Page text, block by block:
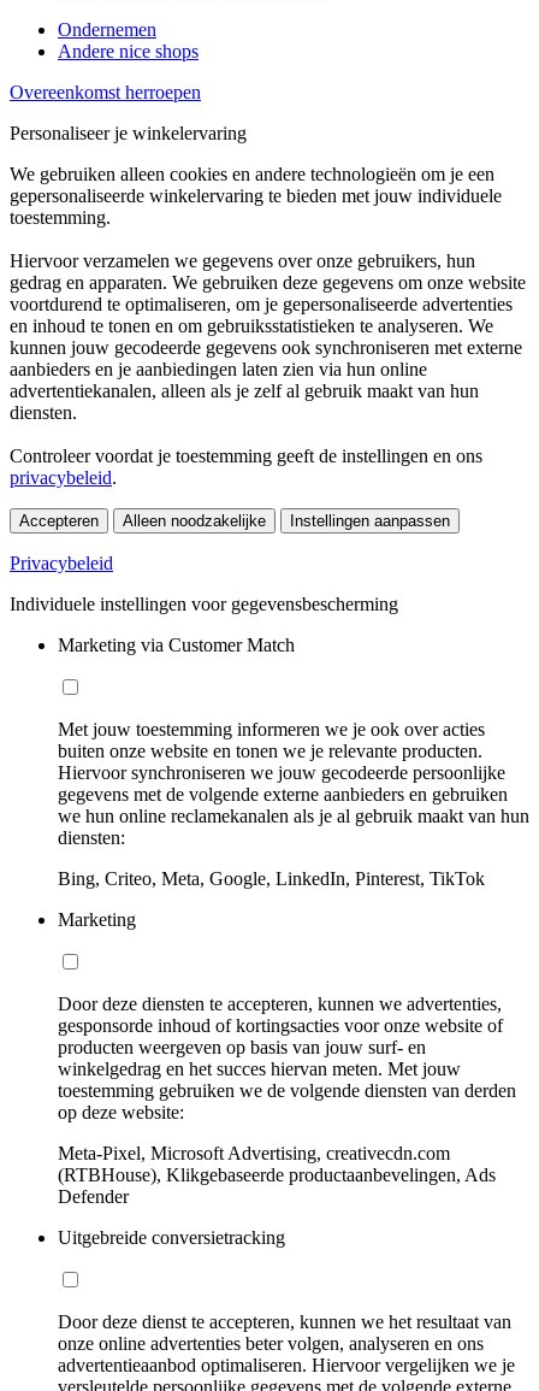
Ondernemen
Andere nice shops
Overeenkomst herroepen
Personaliseer je winkelervaring
We gebruiken alleen cookies en andere technologieën om je een
gepersonaliseerde winkelervaring te bieden met jouw individuele
toestemming.
Hiervoor verzamelen we gegevens over onze gebruikers, hun
gedrag en apparaten. We gebruiken deze gegevens om onze website
voortdurend te optimaliseren, om je gepersonaliseerde advertenties
en inhoud te tonen en om gebruiksstatistieken te analyseren. We
kunnen jouw gecodeerde gegevens ook synchroniseren met externe
aanbieders en je aanbiedingen laten zien via hun online
advertentiekanalen, alleen als je zelf al gebruik maakt van hun
diensten.
Controleer voordat je toestemming geeft de instellingen en ons
privacybeleid.
Accepteren Alleen noodzakelijke Instellingen aanpassen
Privacybeleid
Individuele instellingen voor gegevensbescherming
Marketing via Customer Match
Met jouw toestemming informeren we je ook over acties
buiten onze website en tonen we je relevante producten.
Hiervoor synchroniseren we jouw gecodeerde persoonlijke
gegevens met de volgende externe aanbieders en gebruiken
we hun online reclamekanalen als je al gebruik maakt van hun
diensten:
Bing, Criteo, Meta, Google, LinkedIn, Pinterest, TikTok
Marketing
Door deze diensten te accepteren, kunnen we advertenties,
gesponsorde inhoud of kortingsacties voor onze website of
producten weergeven op basis van jouw surf- en
winkelgedrag en het succes hiervan meten. Met jouw
toestemming gebruiken we de volgende diensten van derden
op deze website:
Meta-Pixel, Microsoft Advertising, creativecdn.com
(RTBHouse), Klikgebaseerde productaanbevelingen, Ads
Defender
Uitgebreide conversietracking
Door deze dienst te accepteren, kunnen we het resultaat van
onze online advertenties beter volgen, analyseren en ons
advertentieaanbod optimaliseren. Hiervoor vergelijken we je
versleutelde persoonlijke gegevens met de volgende externe